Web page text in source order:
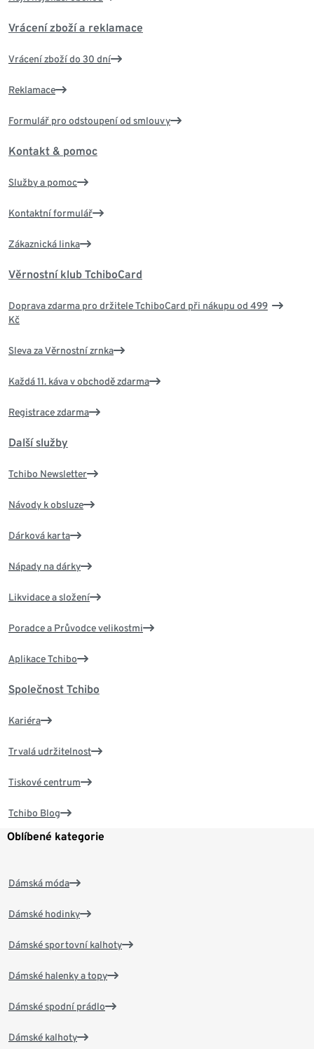
Vrácení zboží a reklamace
Vrácení zboží do 30 dní
Reklamace
Formulář pro odstoupení od smlouvy
Kontakt & pomoc
Služby a pomoc
Kontaktní formulář
Zákaznická linka
Věrnostní klub TchiboCard
Doprava zdarma pro držitele TchiboCard při nákupu od 499
Kč
Sleva za Věrnostní zrnka
Každá 11. káva v obchodě zdarma
Registrace zdarma
Další služby
Tchibo Newsletter
Návody k obsluze
Dárková karta
Nápady na dárky
Likvidace a složení
Poradce a Průvodce velikostmi
Aplikace Tchibo
Společnost Tchibo
Kariéra
Trvalá udržitelnost
Tiskové centrum
Tchibo Blog
Oblíbené kategorie
Dámská móda
Dámské hodinky
Dámské sportovní kalhoty
Dámské halenky a topy
Dámské spodní prádlo
Dámské kalhoty